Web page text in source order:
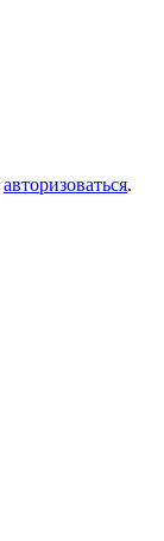
авторизоваться.